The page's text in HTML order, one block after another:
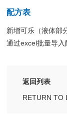
配方表
新增可乐（液体部
通过excel批量导入
返回列表
RETURN TO